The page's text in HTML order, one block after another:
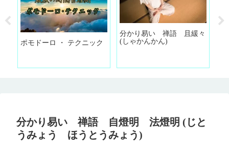
ポモドーロ ・ テクニック
分かり易い 禅語 且緩々
(しゃかんかん)
分かり易い 禅語 自燈明 法燈明 (じと
うみょう ほうとうみょう)